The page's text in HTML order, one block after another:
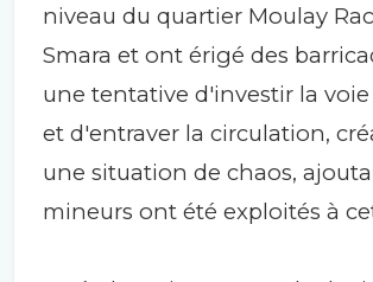
niveau du quartier Moulay
Smara et ont érigé des
une tentative d'investir la
et d'entraver la circulation,
une situation de chaos,
mineurs ont été exploités à